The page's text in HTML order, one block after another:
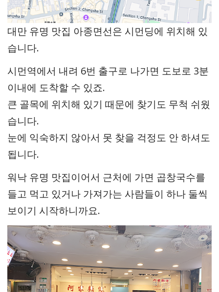
대만 유명 맛집 아종면선은 시먼딩에 위치해 있
습니다.
시먼역에서 내려 6번 출구로 나가면 도보로 3분
이내에 도착할 수 있죠.
큰 골목에 위치해 있기 때문에 찾기도 무척 쉬웠
습니다.
눈에 익숙하지 않아서 못 찾을 걱정도 안 하셔도
됩니다.
워낙 유명 맛집이어서 근처에 가면 곱창국수를
들고 먹고 있거나 가져가는 사람들이 하나 둘씩
보이기 시작하니까요.